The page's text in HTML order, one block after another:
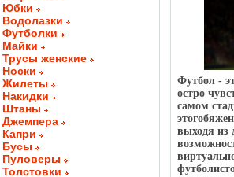
Юбки
Водолазки
Футболки
Майки
Трусы женские
Носки
Жилеты
Накидки
Штаны
Джемпера
Капри
Бусы
Пуловеры
Толстовки
Футбол -
остро
самом
выходя из